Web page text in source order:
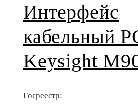
Интерфейс
кабельный
Keysight
Госреестр: